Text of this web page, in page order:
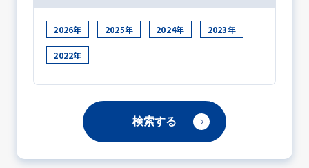
2026年 2025年 2024年 2023年
2022年